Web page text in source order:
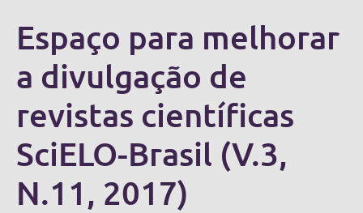
Espaço para melhorar
a divulgação de
revistas científicas
SciELO-Brasil (V.3,
N.11, 2017)